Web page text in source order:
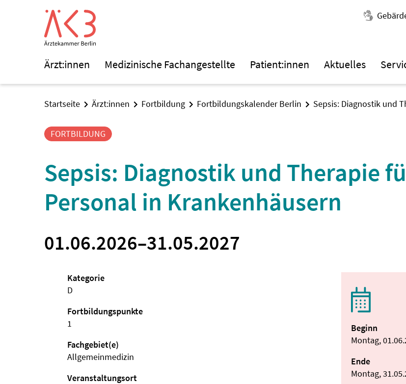
Ärzt:innen Medizinische Fachangestellte Patient:innen Aktuelles
Startseite Ärzt:innen Fortbildung Fortbildungskalender Berlin Sepsis: Diagnostik und
FORTBILDUNG
Sepsis: Diagnostik und Therapie
Personal in Krankenhäusern
01.06.2026–31.05.2027
Beginn
Montag,
Ende
Montag,
Kategorie
D
Fortbildungspunkte
1
Fachgebiet(e)
Allgemeinmedizin
Veranstaltungsort